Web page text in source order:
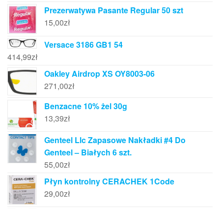
Prezerwatywa Pasante Regular 50 szt
15,00zł
Versace 3186 GB1 54
414,99zł
Oakley Airdrop XS OY8003-06
271,00zł
Benzacne 10% żel 30g
13,39zł
Genteel Llc Zapasowe Nakładki #4 Do
Genteel – Białych 6 szt.
55,00zł
Płyn kontrolny CERACHEK 1Code
29,00zł